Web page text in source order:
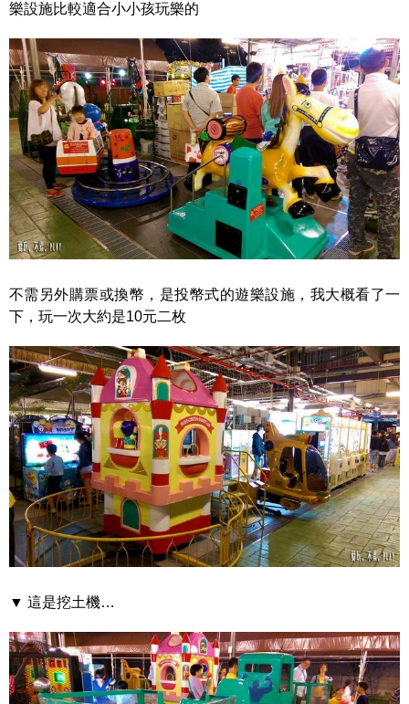
樂設施比較適合小小孩玩樂的
不需另外購票或換幣，是投幣式的遊樂設施，我大概看了一
下，玩一次大約是10元二枚
▼ 這是挖土機…